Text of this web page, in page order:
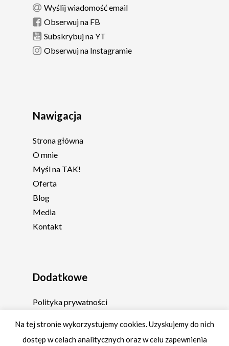
Wyślij wiadomość email
Obserwuj na FB
Subskrybuj na YT
Obserwuj na Instagramie
Nawigacja
Strona główna
O mnie
Myśl na TAK!
Oferta
Blog
Media
Kontakt
Dodatkowe
Polityka prywatności
Na tej stronie wykorzystujemy cookies. Uzyskujemy do nich
dostęp w celach analitycznych oraz w celu zapewnienia